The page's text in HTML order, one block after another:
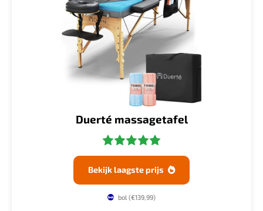
Duerté massagetafel
Bekijk laagste prijs 
bol (€139,99)